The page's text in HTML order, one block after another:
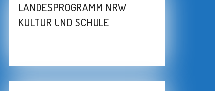
LANDESPROGRAMM NRW
KULTUR UND SCHULE